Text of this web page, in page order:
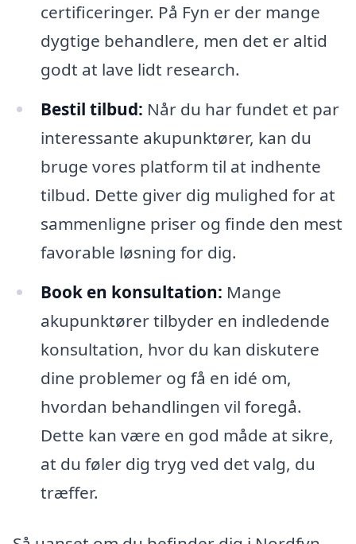
certificeringer. På Fyn er der mange
dygtige behandlere, men det er altid
godt at lave lidt research.
Bestil tilbud: Når du har fundet et par
interessante akupunktører, kan du
bruge vores platform til at indhente
tilbud. Dette giver dig mulighed for at
sammenligne priser og finde den mest
favorable løsning for dig.
Book en konsultation: Mange
akupunktører tilbyder en indledende
konsultation, hvor du kan diskutere
dine problemer og få en idé om,
hvordan behandlingen vil foregå.
Dette kan være en god måde at sikre,
at du føler dig tryg ved det valg, du
træffer.